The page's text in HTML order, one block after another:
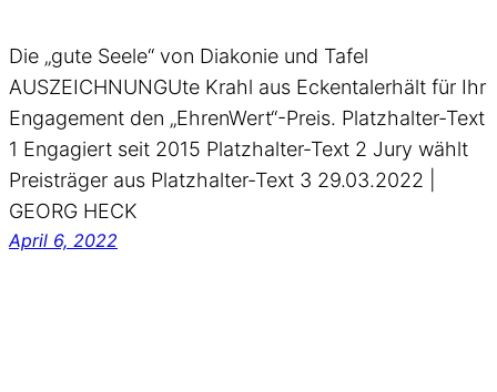
Die „gute Seele“ von Diakonie und Tafel
AUSZEICHNUNGUte Krahl aus Eckentalerhält für Ihr
Engagement den „EhrenWert“-Preis. Platzhalter-Text
1 Engagiert seit 2015 Platzhalter-Text 2 Jury wählt
Preisträger aus Platzhalter-Text 3 29.03.2022 |
GEORG HECK
April 6, 2022